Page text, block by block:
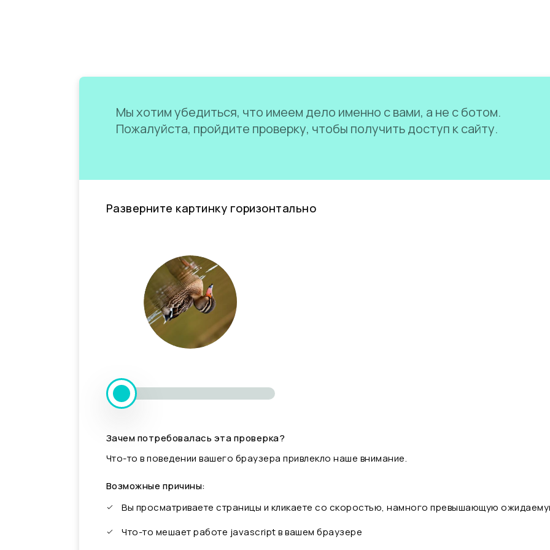
Мы хотим убедиться, что имеем дело именно с вами, а не с ботом.
Пожалуйста, пройдите проверку, чтобы получить доступ к сайту.
Разверните картинку горизонтально
Зачем потребовалась эта проверка?
Что-то в поведении вашего браузера привлекло наше внимание.
Возможные причины:
Вы просматриваете страницы и кликаете со скоростью, намного превышающую
Что-то мешает работе javascript в вашем браузере